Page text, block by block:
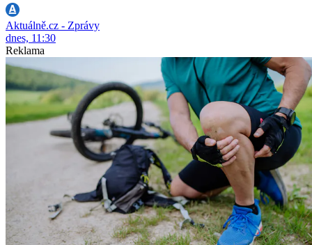
Aktuálně.cz - Zprávy
dnes, 11:30
Reklama